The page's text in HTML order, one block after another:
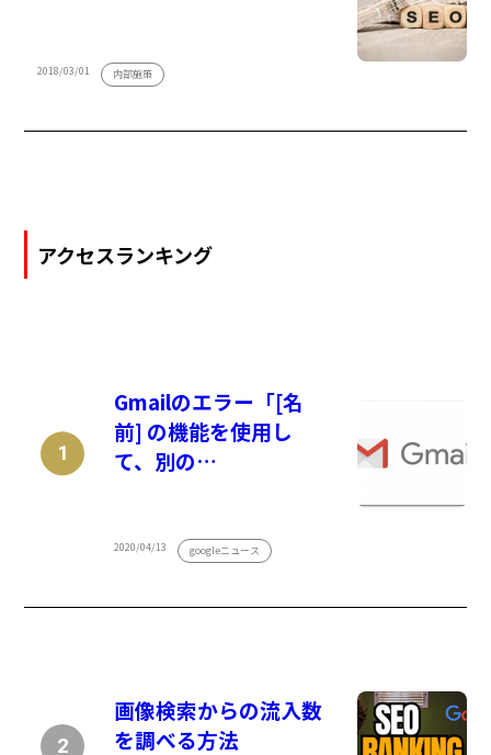
2018/03/01 内部施策
アクセスランキング
Gmailのエラー「[名
前] の機能を使用し
て、別の…
2020/04/13 googleニュース
画像検索からの流入数
を調べる方法